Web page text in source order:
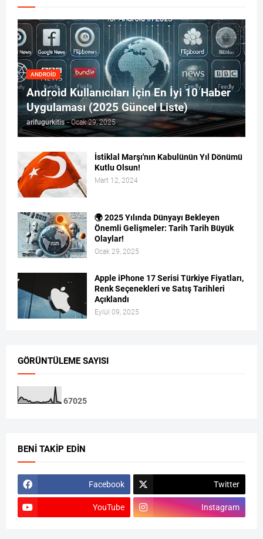
ANDROID
Android Kullanıcıları İçin En İyi 10 Haber
Uygulaması (2025 Güncel Liste)
arifugurkitis - Ocak 29, 2025
İstiklal Marşı'nın Kabulünün Yıl Dönümü
Kutlu Olsun!
Mart 12, 2024
🌍 2025 Yılında Dünyayı Bekleyen
Önemli Gelişmeler: Tarih Tarih Büyük
Olaylar!
Ocak 29, 2025
Apple iPhone 17 Serisi Türkiye Fiyatları,
Renk Seçenekleri ve Satış Tarihleri
Açıklandı
Eylül 09, 2025
GÖRÜNTÜLEME SAYISI
67025
BENI TAKIP EDIN
Facebook Twitter
YouTube Instagram